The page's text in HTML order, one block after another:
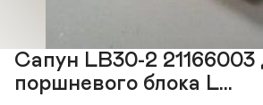
Сапун LB30-2 21166003
поршневого блока L...